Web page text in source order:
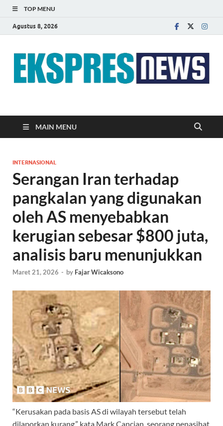
TOP MENU
Agustus 8, 2026
EKSPRES NEWS
MAIN MENU
INTERNASIONAL
Serangan Iran terhadap
pangkalan yang digunakan
oleh AS menyebabkan
kerugian sebesar $800 juta,
analisis baru menunjukkan
Maret 21, 2026 - by Fajar Wicaksono
“Kerusakan pada basis AS di wilayah tersebut telah
dilaporkan kurang,” kata Mark Cancian, seorang penasihat